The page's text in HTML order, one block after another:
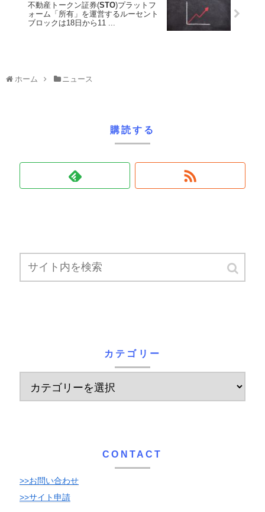
不動産トークン証券(STO)プラットフ
ォーム「所有」を運営するルーセント
ブロックは18日から11 ...
ホーム ニュース
購読する
カテゴリー
CONTACT
>>お問い合わせ
>>サイト申請